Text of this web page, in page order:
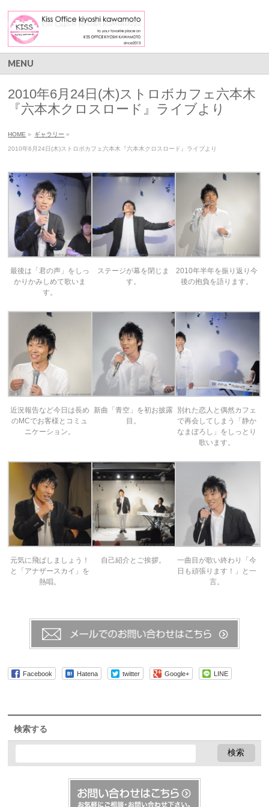
MENU
2010年6月24日(木)ストロボカフェ六本木
『六本木クロスロード』ライブより
HOME » ギャラリー »
2010年6月24日(木)ストロボカフェ六本木『六本木クロスロード』ライブより
最後は「君の声」をしっ
かりかみしめて歌いま
す。
ステージが幕を閉じま
す。
2010年半年を振り返り今
後の抱負を語ります。
近況報告など今日は長め
のMCでお客様とコミュ
ニケーション。
新曲「青空」を初お披露
目。
別れた恋人と偶然カフェ
で再会してしまう「静か
なまぼろし」をしっとり
歌います。
元気に飛ばしましょう！
と「アナザースカイ」を
熱唱。
自己紹介とご挨拶。
一曲目が歌い終わり「今
日も頑張ります！」と一
言。
Facebook Hatena twitter Google+ LINE
検索する